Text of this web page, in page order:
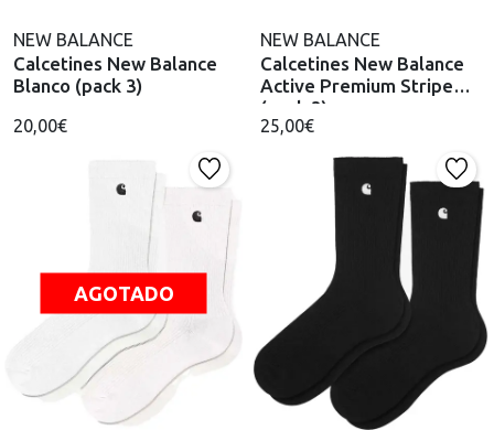
NEW BALANCE
Calcetines New Balance
Blanco (pack 3)
20,00€
NEW BALANCE
Calcetines New Balance
Active Premium Stripe
(pack 3)
25,00€
AGOTADO